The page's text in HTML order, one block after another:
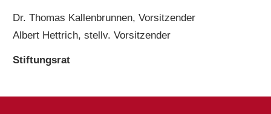
Dr. Thomas Kallenbrunnen, Vorsitzender
Albert Hettrich, stellv. Vorsitzender
Stiftungsrat